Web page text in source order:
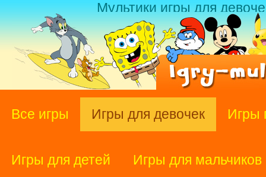
Мультики игры для
Все игры Игры для девочек Игры
Игры для детей Игры для мальчиков